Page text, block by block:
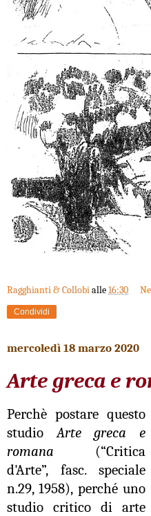
Ragghianti & Collobialle16:30
Condividi
mercoledì 18 marzo 2020
Arte greca e
Perchè postare questo
studio Arte greca e
romana (“Critica
d'Arte”, fasc. speciale
n.29, 1958), perché uno
studio critico di arte